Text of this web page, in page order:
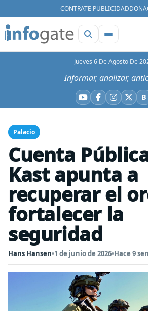
CONTRATE PUBLICIDAD
Jueves 6 De Agosto De
Informar, analizar,
YouTube
Facebook
X B
Palacio
Cuenta
Kast apunta a
recuperar el
fortalecer la
seguridad
Hans Hansen•1 de junio de 2026•Hace 9